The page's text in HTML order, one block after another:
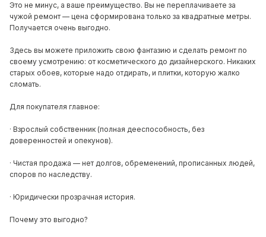
Это не минус, а ваше преимущество. Вы не переплачиваете за
чужой ремонт — цена сформирована только за квадратные метры.
Получается очень выгодно.
Здесь вы можете приложить свою фантазию и сделать ремонт по
своему усмотрению: от косметического до дизайнерского. Никаких
старых обоев, которые надо отдирать, и плитки, которую жалко
сломать.
Для покупателя главное:
· Взрослый собственник (полная дееспособность, без
доверенностей и опекунов).
· Чистая продажа — нет долгов, обременений, прописанных людей,
споров по наследству.
· Юридически прозрачная история.
Почему это выгодно?